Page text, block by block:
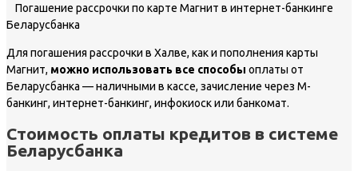
Погашение рассрочки по карте Магнит в интернет-банкинге
Беларусбанка
Для погашения рассрочки в Халве, как и пополнения карты
Магнит, можно использовать все способы оплаты от
Беларусбанка — наличными в кассе, зачисление через М-
банкинг, интернет-банкинг, инфокиоск или банкомат.
Стоимость оплаты кредитов в системе
Беларусбанка